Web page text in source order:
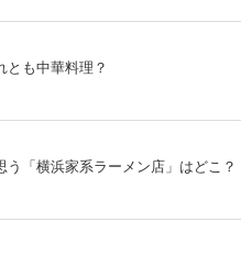
とも中華料理？
う「横浜家系ラーメン店」はどこ？